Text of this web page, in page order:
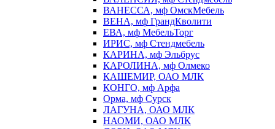
ВАНЕССА, мф ОмскМебель
ВЕНА, мф ГрандКволити
ЕВА, мф МебельТорг
ИРИС, мф Стендмебель
КАРИНА, мф Эльбрус
КАРОЛИНА, мф Олмеко
КАШЕМИР, ОАО МЛК
КОНГО, мф Арфа
Орма, мф Сурск
ЛАГУНА, ОАО МЛК
НАОМИ, ОАО МЛК